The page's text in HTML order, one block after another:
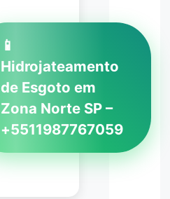
📱
Hidrojateamento
de Esgoto em
Zona Norte SP –
+5511987767059